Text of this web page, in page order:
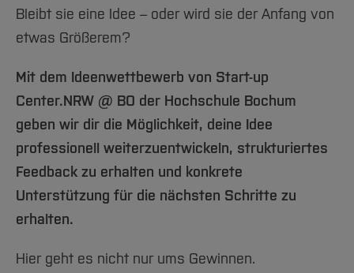
Bleibt sie eine Idee – oder wird sie der Anfang von
etwas Größerem?
Mit dem Ideenwettbewerb von Start-up
Center.NRW @ BO der Hochschule Bochum
geben wir dir die Möglichkeit, deine Idee
professionell weiterzuentwickeln, strukturiertes
Feedback zu erhalten und konkrete
Unterstützung für die nächsten Schritte zu
erhalten.
Hier geht es nicht nur ums Gewinnen.